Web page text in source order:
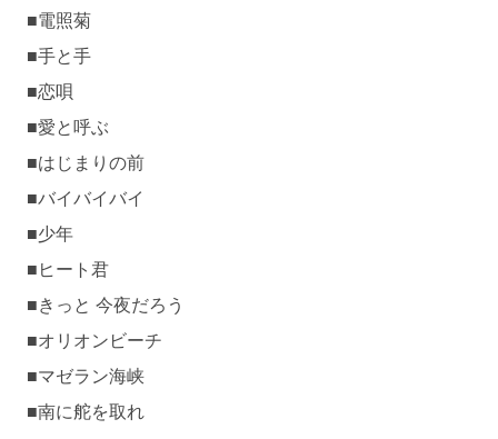
■電照菊
■手と手
■恋唄
■愛と呼ぶ
■はじまりの前
■バイバイバイ
■少年
■ヒート君
■きっと 今夜だろう
■オリオンビーチ
■マゼラン海峡
■南に舵を取れ